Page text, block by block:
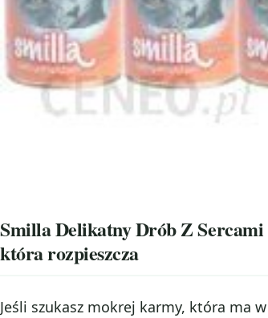
Smilla Delikatny Drób Z
która rozpieszcza
Jeśli szukasz mokrej karmy, która ma